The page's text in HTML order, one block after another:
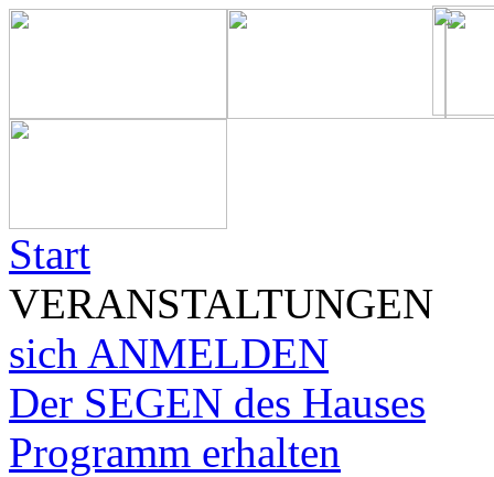
Start
VERANSTALTUNGEN
sich ANMELDEN
Der SEGEN des Hauses
Programm erhalten